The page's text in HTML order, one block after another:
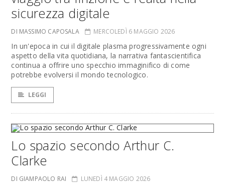
sicurezza digitale
DI MASSIMO CAPOSALA MERCOLEDÌ 6 MAGGIO 2026
In un'epoca in cui il digitale plasma progressivamente ogni
aspetto della vita quotidiana, la narrativa fantascientifica
continua a offrire uno specchio immaginifico di come
potrebbe evolversi il mondo tecnologico.
LEGGI
Lo spazio secondo Arthur C.
Clarke
DI GIAMPAOLO RAI LUNEDÌ 4 MAGGIO 2026